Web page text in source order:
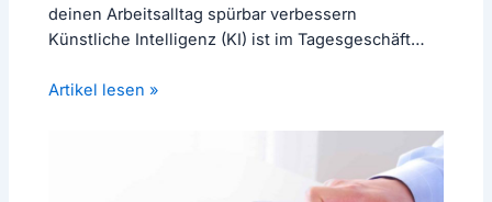
deinen Arbeitsalltag spürbar verbessern
Künstliche Intelligenz (KI) ist im Tagesgeschäft
Artikel lesen »